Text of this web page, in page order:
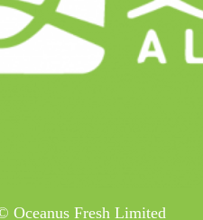
Oceanus Fresh Limited